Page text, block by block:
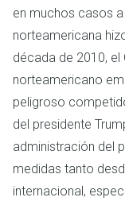
en muchos casos
norteamericana
década de 2010, el
norteamericano
peligroso
del presidente
administración del
medidas tanto
internacional,